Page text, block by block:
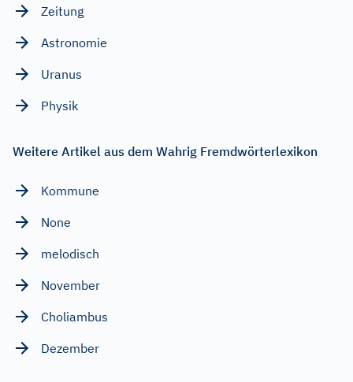
Zeitung
Astronomie
Uranus
Physik
Weitere Artikel aus dem Wahrig Fremdwörterlexikon
Kommune
None
melodisch
November
Choliambus
Dezember